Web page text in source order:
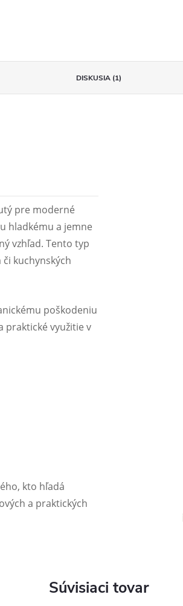
DISKUSIA (1)
pre moderné
hladkému a jemne
vzhľad. Tento typ
kuchynských
poškodeniu
praktické využitie v
kto hľadá
a praktických
Súvisiaci tovar